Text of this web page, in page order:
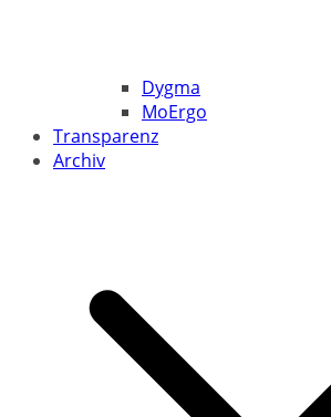
Dygma
MoErgo
Transparenz
Archiv